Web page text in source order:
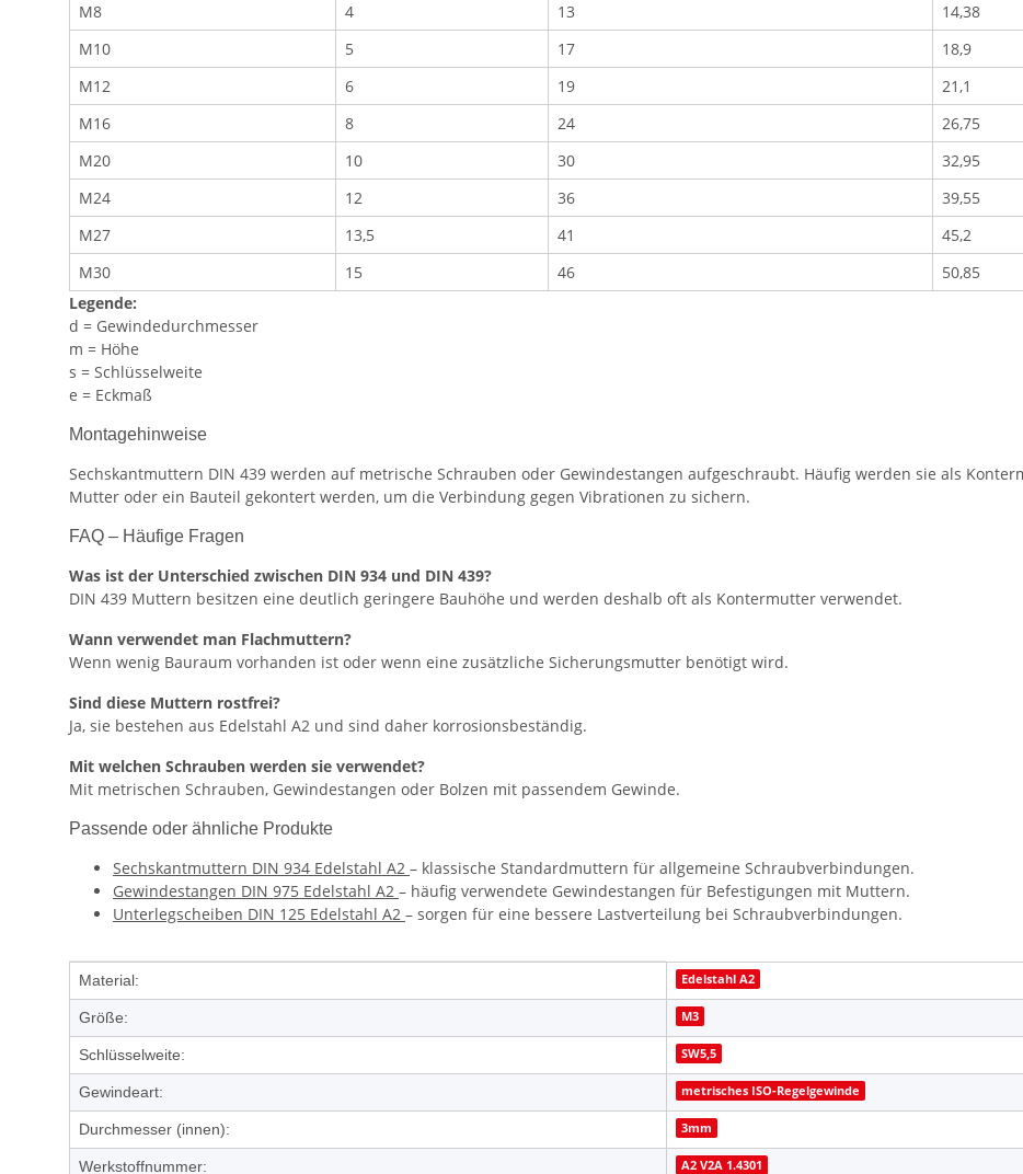
M8
4 13 14,38
M10
5 17 18,9
M12
6 19 21,1
M16
8 24 26,75
M20
10 30 32,95
M24
12 36 39,55
M27
13,5 41 45,2
M30
15 46 50,85
Legende:
d = Gewindedurchmesser
m = Höhe
s = Schlüsselweite
e = Eckmaß
Montagehinweise
Sechskantmuttern DIN 439 werden auf metrische Schrauben oder Gewindestangen aufgeschraubt. Häufig werden sie als
Mutter oder ein Bauteil gekontert werden, um die Verbindung gegen Vibrationen zu sichern.
FAQ – Häufige Fragen
Was ist der Unterschied zwischen DIN 934 und DIN 439?
DIN 439 Muttern besitzen eine deutlich geringere Bauhöhe und werden deshalb oft als Kontermutter verwendet.
Wann verwendet man Flachmuttern?
Wenn wenig Bauraum vorhanden ist oder wenn eine zusätzliche Sicherungsmutter benötigt wird.
Sind diese Muttern rostfrei?
Ja, sie bestehen aus Edelstahl A2 und sind daher korrosionsbeständig.
Mit welchen Schrauben werden sie verwendet?
Mit metrischen Schrauben, Gewindestangen oder Bolzen mit passendem Gewinde.
Passende oder ähnliche Produkte
Sechskantmuttern DIN 934 Edelstahl A2 – klassische Standardmuttern für allgemeine Schraubverbindungen.
Gewindestangen DIN 975 Edelstahl A2 – häufig verwendete Gewindestangen für Befestigungen mit Muttern.
Unterlegscheiben DIN 125 Edelstahl A2 – sorgen für eine bessere Lastverteilung bei Schraubverbindungen.
Produkteigenschaft
Wert
Material: Edelstahl A2
Größe: M3
Schlüsselweite: SW5,5
Gewindeart: metrisches ISO-Regelgewinde
Durchmesser (innen): 3mm
Werkstoffnummer: A2 V2A 1.4301